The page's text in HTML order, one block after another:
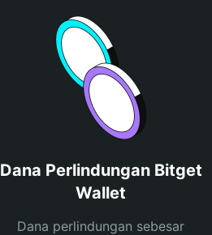
Dana Perlindungan Bitget
Wallet
Dana perlindungan sebesar